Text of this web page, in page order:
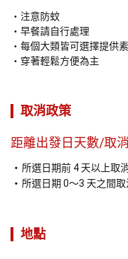
注意防蚊
早餐請自行處理
每個大類皆可選擇提供
穿著輕鬆方便為主
取消政策
距離出發日天數/取
所選日期前 4 天以上取
所選日期 0～3 天之間
地點